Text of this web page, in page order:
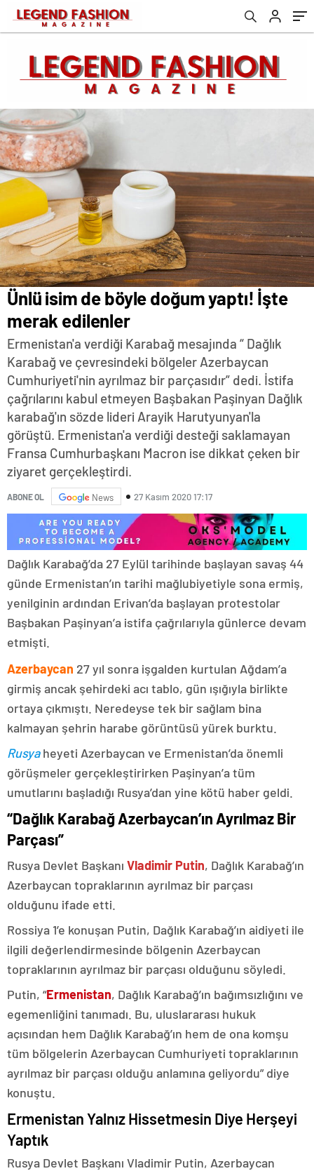
Ünlü isim de böyle doğum yaptı! İşte
merak edilenler
Ermenistan'a verdiği Karabağ mesajında “ Dağlık
Karabağ ve çevresindeki bölgeler Azerbaycan
Cumhuriyeti'nin ayrılmaz bir parçasıdır” dedi. İstifa
çağrılarını kabul etmeyen Başbakan Paşinyan Dağlık
karabağ'ın sözde lideri Arayik Harutyunyan'la
görüştü. Ermenistan'a verdiği desteği saklamayan
Fransa Cumhurbaşkanı Macron ise dikkat çeken bir
ziyaret gerçekleştirdi.
ABONE OL News 27 Kasım 2020 17:17
Dağlık Karabağ’da 27 Eylül tarihinde başlayan savaş 44
günde Ermenistan’ın tarihi mağlubiyetiyle sona ermiş,
yenilginin ardından Erivan’da başlayan protestolar
Başbakan Paşinyan’a istifa çağrılarıyla günlerce devam
etmişti.
Azerbaycan 27 yıl sonra işgalden kurtulan Ağdam’a
girmiş ancak şehirdeki acı tablo, gün ışığıyla birlikte
ortaya çıkmıştı. Neredeyse tek bir sağlam bina
kalmayan şehrin harabe görüntüsü yürek burktu.
Rusyaheyeti Azerbaycan ve Ermenistan’da önemli
görüşmeler gerçekleştirirken Paşinyan’a tüm
umutlarını başladığı Rusya’dan yine kötü haber geldi.
“Dağlık Karabağ Azerbaycan’ın Ayrılmaz Bir
Parçası”
Rusya Devlet Başkanı Vladimir Putin, Dağlık Karabağ’ın
Azerbaycan topraklarının ayrılmaz bir parçası
olduğunu ifade etti.
Rossiya 1’e konuşan Putin, Dağlık Karabağ’ın aidiyeti ile
ilgili değerlendirmesinde bölgenin Azerbaycan
topraklarının ayrılmaz bir parçası olduğunu söyledi.
Putin, “Ermenistan, Dağlık Karabağ’ın bağımsızlığını ve
egemenliğini tanımadı. Bu, uluslararası hukuk
açısından hem Dağlık Karabağ’ın hem de ona komşu
tüm bölgelerin Azerbaycan Cumhuriyeti topraklarının
ayrılmaz bir parçası olduğu anlamına geliyordu” diye
konuştu.
Ermenistan Yalnız Hissetmesin Diye Herşeyi
Yaptık
Rusya Devlet Başkanı Vladimir Putin, Azerbaycan